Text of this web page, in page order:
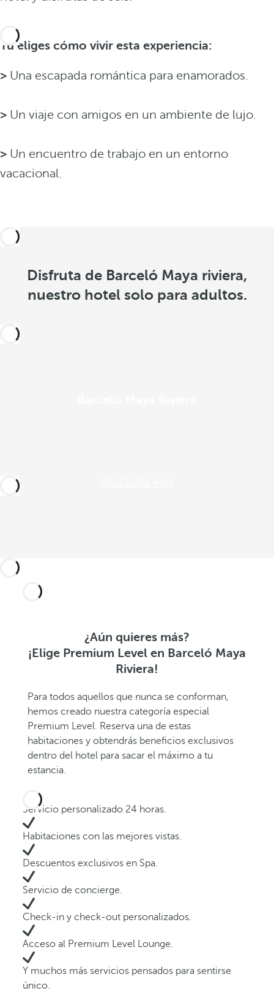
Tú eliges cómo vivir esta experiencia:
> Una escapada romántica para enamorados.
> Un viaje con amigos en un ambiente de lujo.
> Un encuentro de trabajo en un entorno
vacacional.
Disfruta de Barceló Maya riviera,
nuestro hotel solo para adultos.
¿Aún quieres más?
¡Elige Premium Level en Barceló Maya
Riviera!
Para todos aquellos que nunca se conforman,
hemos creado nuestra categoría especial
Premium Level. Reserva una de estas
habitaciones y obtendrás beneficios exclusivos
dentro del hotel para sacar el máximo a tu
estancia.
Servicio personalizado 24 horas.
Habitaciones con las mejores vistas.
Descuentos exclusivos en Spa.
Servicio de concierge.
Check-in y check-out personalizados.
Acceso al Premium Level Lounge.
Y muchos más servicios pensados para sentirse
único.